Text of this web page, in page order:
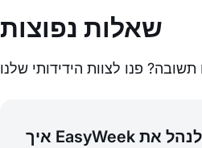
שאלות נפוצות
איך EasyWeek יכולה לעזור לי לנהל את